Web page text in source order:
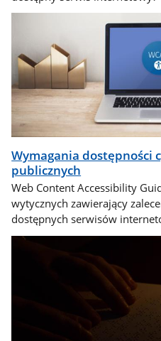
Wymagania dostępności
publicznych
Web Content Accessibility
wytycznych zawierający
dostępnych serwisów